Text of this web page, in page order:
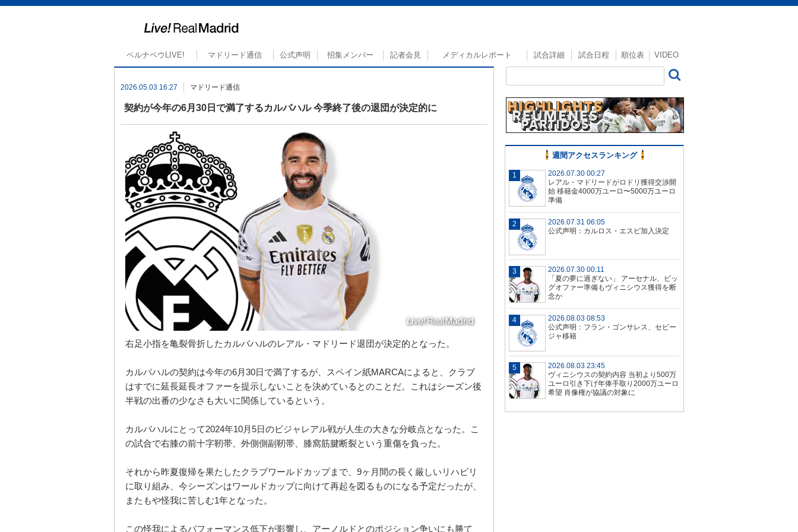
ベルナベウLIVE! マドリード通信 公式声明 招集メンバー 記者会見 メディカルレポート 試合詳細 試合日程 順位表 VIDEO
2026.05.03 16:27 マドリード通信
契約が今年の6月30日で満了するカルバハル 今季終了後の退団が決定的に
右足小指を亀裂骨折したカルバハルのレアル・マドリード退団が決定的となった。
カルバハルの契約は今年の6月30日で満了するが、スペイン紙MARCAによると、クラブ
はすでに延長延長オファーを提示しないことを決めているとのことだ。これはシーズン後
半戦の出番の少なさも大いに関係しているという。
カルバハルにとって2024年10月5日のビジャレアル戦が人生の大きな分岐点となった。こ
の試合で右膝の前十字靭帯、外側側副靭帯、膝窩筋腱断裂という重傷を負った。
それから昨夏復帰を果たしたクラブワールドカップまで、9ヶ月間の長く厳しいリハビリ
に取り組み、今シーズンはワールドカップに向けて再起を図るものになる予定だったが、
またもや怪我に苦しむ1年となった。
この怪我によるパフォーマンス低下が影響し、アーノルドとのポジション争いにも勝て
週間アクセスランキング
2026.07.30 00:27
レアル・マドリードがロドリ獲得交渉開
始 移籍金4000万ユーロ〜5000万ユーロ
準備
2026.07.31 06:05
公式声明：カルロス・エスピ加入決定
2026.07.30 00:11
「夏の夢に過ぎない」 アーセナル、ビッ
グオファー準備もヴィニシウス獲得を断
念か
2026.08.03 08:53
公式声明：フラン・ゴンサレス、セビー
ジャ移籍
2026.08.03 23:45
ヴィニシウスの契約内容 当初より500万
ユーロ引き下げ年俸手取り2000万ユーロ
希望 肖像権が協議の対象に